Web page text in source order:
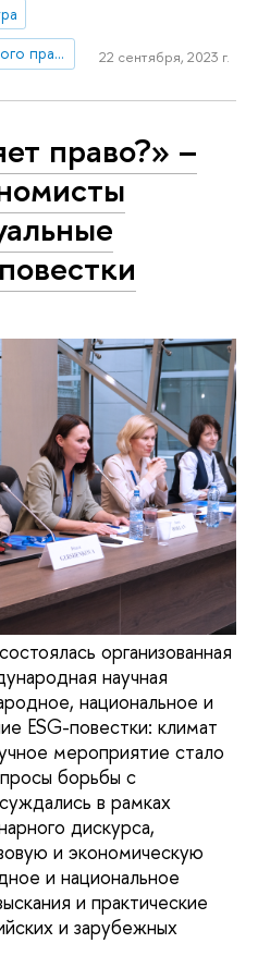
Департамент международного права
22 сентября, 2023 г.
право?» –
организованная
научная
национальное и
ESG-повестки: климат
мероприятие стало
борьбы с
в рамках
дискурса,
и экономическую
и национальное
и практические
и зарубежных